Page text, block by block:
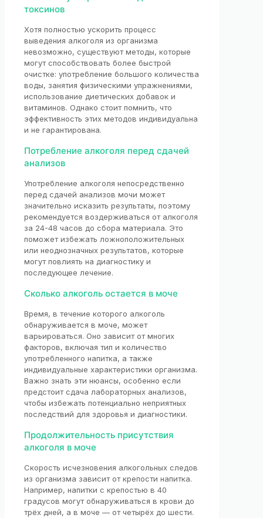
токсинов
Хотя полностью ускорить процесс
выведения алкоголя из организма
невозможно, существуют методы, которые
могут способствовать более быстрой
очистке: употребление большого количества
воды, занятия физическими упражнениями,
использование диетических добавок и
витаминов. Однако стоит помнить, что
эффективность этих методов индивидуальна
и не гарантирована.
Потребление алкоголя перед сдачей
анализов
Употребление алкоголя непосредственно
перед сдачей анализов мочи может
значительно исказить результаты, поэтому
рекомендуется воздерживаться от алкоголя
за 24-48 часов до сбора материала. Это
поможет избежать ложноположительных
или неоднозначных результатов, которые
могут повлиять на диагностику и
последующее лечение.
Сколько алкоголь остается в моче
Время, в течение которого алкоголь
обнаруживается в моче, может
варьироваться. Оно зависит от многих
факторов, включая тип и количество
употребленного напитка, а также
индивидуальные характеристики организма.
Важно знать эти нюансы, особенно если
предстоит сдача лабораторных анализов,
чтобы избежать потенциально неприятных
последствий для здоровья и диагностики.
Продолжительность присутствия
алкоголя в моче
Скорость исчезновения алкогольных следов
из организма зависит от крепости напитка.
Например, напитки с крепостью в 40
градусов могут обнаруживаться в крови до
трёх дней, а в моче — от четырёх до шести.